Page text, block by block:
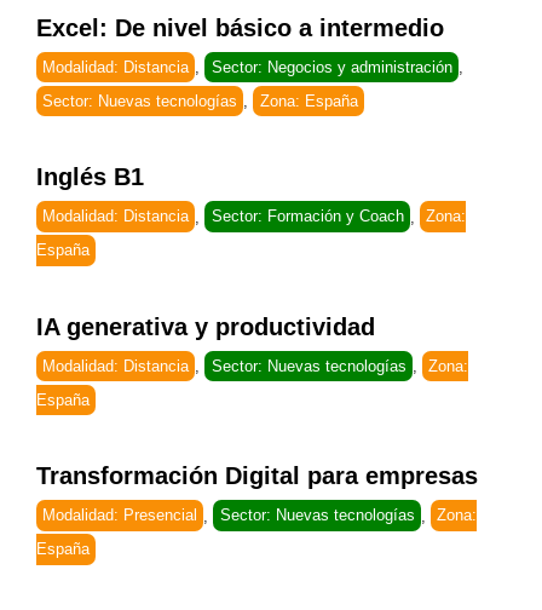
Excel: De nivel básico a intermedio
Modalidad: Distancia , Sector: Negocios y administración ,
Sector: Nuevas tecnologías , Zona: España
Inglés B1
Modalidad: Distancia Sector: Formación y Coach
Zona:
España
IA generativa y productividad
Modalidad: Distancia , Sector: Nuevas tecnologías ,
Zona:
España
Transformación Digital para empresas
Modalidad: Presencial Sector: Nuevas tecnologías
Zona:
España